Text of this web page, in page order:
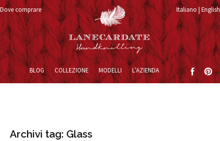
Italiano English
Dove comprare
Vai al contenuto
BLOG COLLEZIONE MODELLI L’AZIENDA
Archivi tag: Glass